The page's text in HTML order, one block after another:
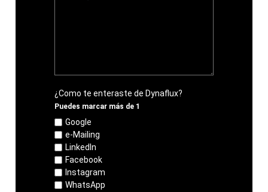
¿Como te enteraste de Dynaflux?
Puedes marcar más de 1
Google
e-Mailing
LinkedIn
Facebook
Instagram
WhatsApp